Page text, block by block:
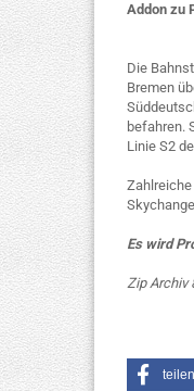
Addon zu
Die
Bremen
befahren.
Linie S2
Es wird
Zip Archiv
teilen